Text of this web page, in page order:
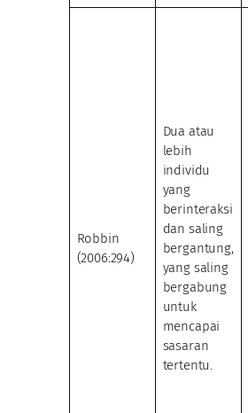
Robbin
(2006:294)
Dua atau
lebih
individu
yang
berinteraksi
dan saling
bergantung,
yang saling
bergabung
untuk
mencapai
sasaran
tertentu.